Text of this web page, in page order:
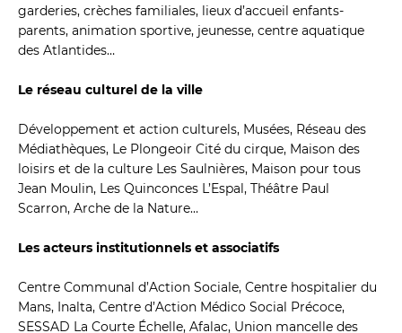
garderies, crèches familiales, lieux d’accueil enfants-
parents, animation sportive, jeunesse, centre aquatique
des Atlantides…
Le réseau culturel de la ville
Développement et action culturels, Musées, Réseau des
Médiathèques, Le Plongeoir Cité du cirque, Maison des
loisirs et de la culture Les Saulnières, Maison pour tous
Jean Moulin, Les Quinconces L’Espal, Théâtre Paul
Scarron, Arche de la Nature…
Les acteurs institutionnels et associatifs
Centre Communal d’Action Sociale, Centre hospitalier du
Mans, Inalta, Centre d’Action Médico Social Précoce,
SESSAD La Courte Échelle, Afalac, Union mancelle des